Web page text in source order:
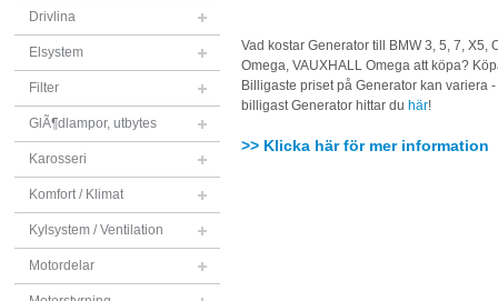
Drivlina
Elsystem
Filter
GlÃ¶dlampor, utbytes
Karosseri
Komfort / Klimat
Kylsystem / Ventilation
Motordelar
Vad kostar Generator till BMW 3, 5, 7, X5,
Omega, VAUXHALL Omega att köpa?
Billigaste priset på Generator kan variera
billigast Generator hittar du här!
>> Klicka här för mer information